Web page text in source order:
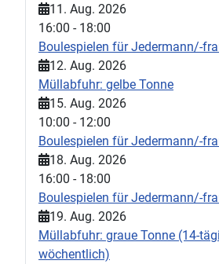
11. Aug. 2026
16:00 - 18:00
Boulespielen für Jedermann/-
12. Aug. 2026
Müllabfuhr: gelbe Tonne
15. Aug. 2026
10:00 - 12:00
Boulespielen für Jedermann/-
18. Aug. 2026
16:00 - 18:00
Boulespielen für Jedermann/-
19. Aug. 2026
Müllabfuhr: graue Tonne (14-
wöchentlich)